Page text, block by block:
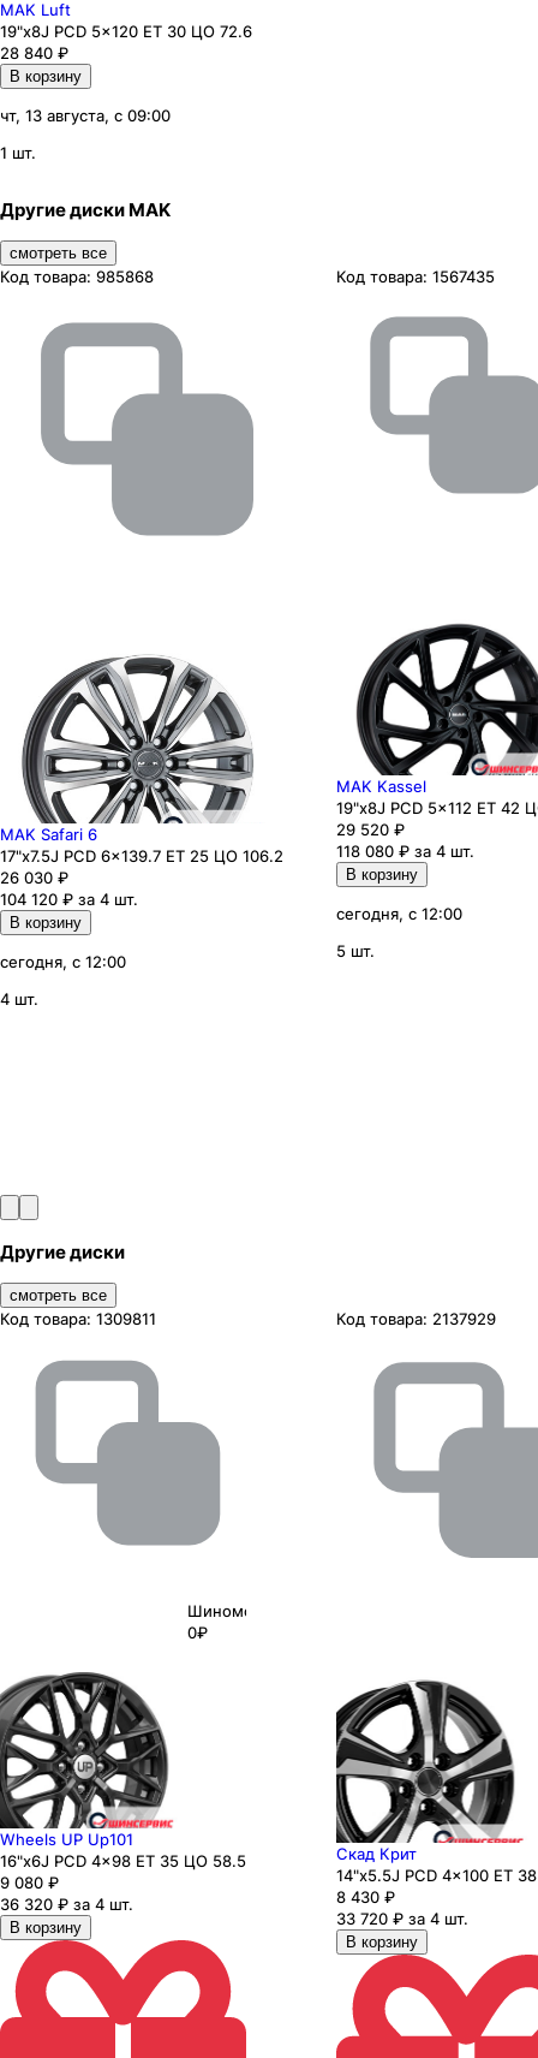
MAK Luft
19"x8J PCD 5x120 ЕТ 30 ЦО 72.6
28 840 ₽
В корзину
чт, 13 августа, с 09:00
1 шт.
Другие диски MAK
смотреть все
Код товара: 985868
MAK Safari 6
17"x7.5J PCD 6x139.7 ЕТ 25 ЦО 106.2
26 030 ₽
104 120 ₽ за 4 шт.
В корзину
сегодня, с 12:00
4 шт.
Код товара: 1567435
MAK Kassel
19"x8J PCD 5x112 ЕТ 42
29 520 ₽
118 080 ₽ за 4 шт.
В корзину
сегодня, с 12:00
5 шт.
Другие диски
смотреть все
Код товара: 1309811
Шиномонтаж
0₽
Wheels UP Up101
16"x6J PCD 4x98 ЕТ 35 ЦО 58.5
9 080 ₽
36 320 ₽ за 4 шт.
В корзину
Код товара: 2137929
Скад Крит
14"x5.5J PCD 4x100 ЕТ
8 430 ₽
33 720 ₽ за 4 шт.
В корзину